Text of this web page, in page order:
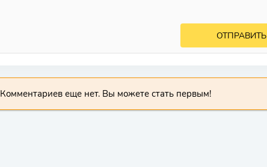
ОТПРАВИТЬ
Комментариев еще нет. Вы можете стать первым!